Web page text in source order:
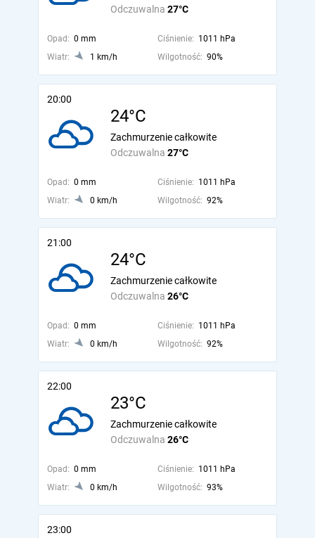
Odczuwalna 27°C
Opad: 0 mm Ciśnienie: 1011 hPa
Wiatr:
1 km/h Wilgotność: 90%
20:00
24°C
Odczuwalna 27°C
Zachmurzenie całkowite
Opad: 0 mm Ciśnienie: 1011 hPa
Wiatr:
0 km/h Wilgotność: 92%
21:00
24°C
Odczuwalna 26°C
Zachmurzenie całkowite
Opad: 0 mm Ciśnienie: 1011 hPa
Wiatr:
0 km/h Wilgotność: 92%
22:00
23°C
Odczuwalna 26°C
Zachmurzenie całkowite
Opad: 0 mm Ciśnienie: 1011 hPa
Wiatr:
0 km/h Wilgotność: 93%
23:00